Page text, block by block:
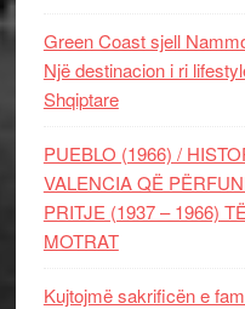
Green Coast sjell
Një destinacion i ri
Shqiptare
PUEBLO (1966) /
VALENCIA QË
PRITJE (1937 – 1966)
MOTRAT
Kujtojmë sakrificën e